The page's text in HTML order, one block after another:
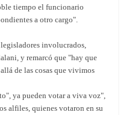
tiempo el funcionario
a otro cargo".
involucrados,
y remarcó que "hay que
de las cosas que vivimos
ya pueden votar a viva voz",
alfiles, quienes votaron en su